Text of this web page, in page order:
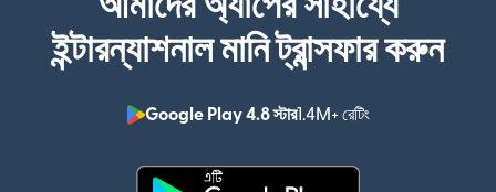
ইন্টারন্যাশনাল মানি ট্রান্সফার করুন
Google Play 4.8 স্টার1.4M+ রেটিং